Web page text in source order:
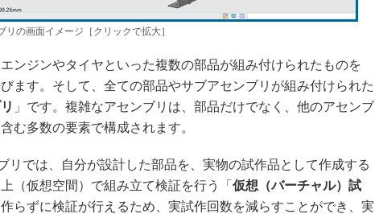
の画面イメージ［クリックで拡大］
ンジンやタイヤといった複数の部品が組み付けられたものを
びます。そして、全ての部品やサブアセンブリが組み付けられた
」です。複雑なアセンブリは、部品だけでなく、他のアセンブ
む多数の要素で構成されます。
では、自分が設計した部品を、実物の試作品として作成する
（仮想空間）で組み立て検証を行う「 仮想（バーチャル）試
らずに検証が行えるため、実試作回数を減らすことができ、実